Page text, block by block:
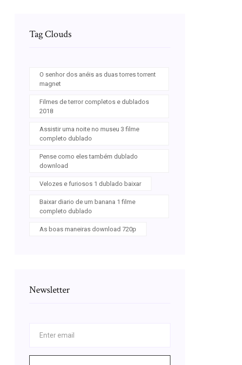
Tag Clouds
O senhor dos anéis as duas torres torrent
magnet
Filmes de terror completos e dublados
2018
Assistir uma noite no museu 3 filme
completo dublado
Pense como eles também dublado
download
Velozes e furiosos 1 dublado baixar
Baixar diario de um banana 1 filme
completo dublado
As boas maneiras download 720p
Newsletter